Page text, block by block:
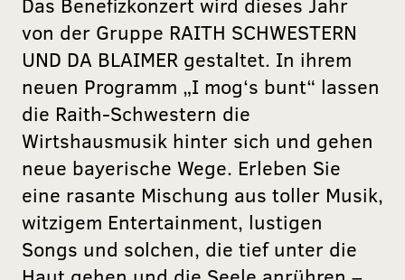
von der Gruppe RAITH SCHWESTERN
UND DA BLAIMER gestaltet. In ihrem
neuen Programm „I mog‘s bunt“ lassen
die Raith-Schwestern die
Wirtshausmusik hinter sich und gehen
neue bayerische Wege. Erleben Sie
eine rasante Mischung aus toller Musik,
witzigem Entertainment, lustigen
Songs und solchen, die tief unter die